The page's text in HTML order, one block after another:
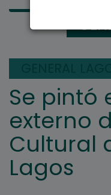
Se pintó
externo
Cultural
Lagos